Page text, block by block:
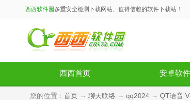
西西软件园 多重安全检测下载网站、值得信赖的软件下载站！
西西首页 安卓软件
您的位置： 首页 → 聊天联络 → qq2024 → QT语音